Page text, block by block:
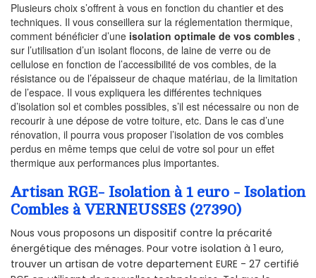
Plusieurs choix s’offrent à vous en fonction du chantier et des
techniques. Il vous conseillera sur la réglementation thermique,
comment bénéficier d’une isolation optimale de vos combles ,
sur l’utilisation d’un isolant flocons, de laine de verre ou de
cellulose en fonction de l’accessibilité de vos combles, de la
résistance ou de l’épaisseur de chaque matériau, de la limitation
de l’espace. Il vous expliquera les différentes techniques
d’isolation sol et combles possibles, s’il est nécessaire ou non de
recourir à une dépose de votre toiture, etc. Dans le cas d’une
rénovation, il pourra vous proposer l’isolation de vos combles
perdus en même temps que celui de votre sol pour un effet
thermique aux performances plus importantes.
Artisan RGE- Isolation à 1 euro - Isolation
Combles à VERNEUSSES (27390)
Nous vous proposons un dispositif contre la précarité
énergétique des ménages. Pour votre isolation à 1 euro,
trouver un artisan de votre departement EURE - 27 certifié